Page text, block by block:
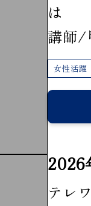
は
講師/
女性活躍
2026
テレ